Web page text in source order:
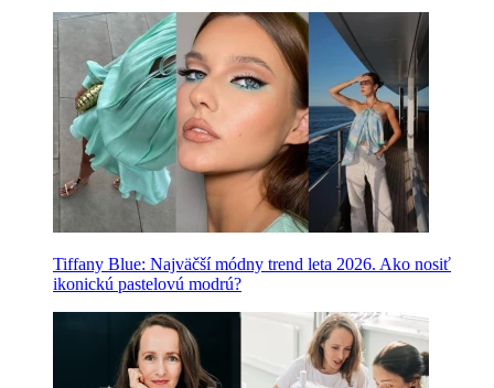
Tiffany Blue: Najväčší módny trend leta 2026. Ako nosiť
ikonickú pastelovú modrú?